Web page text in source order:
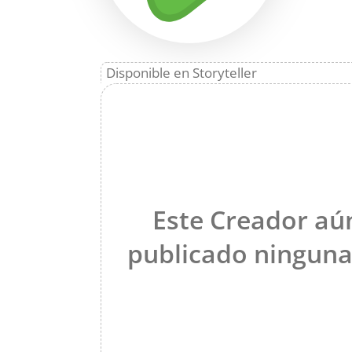
Disponible en Storyteller
Este Creador
publicado